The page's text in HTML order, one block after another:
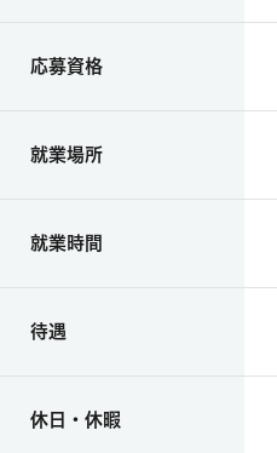
応募資格
就業場所
就業時間
待遇
休日・休暇